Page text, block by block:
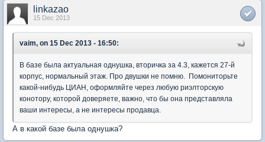
linkazao
15 Dec 2013
vaim, on 15 Dec 2013 - 16:50:
В базе была актуальная однушка, вторичка за 4.3, кажется 27-й
корпус, нормальный этаж. Про двушки не помню. Помониторьте
какой-нибудь ЦИАН, оформляйте через любую риэлторскую
конотору, которой доверяете, важно, что бы она представляла
ваши интересы, а не интересы продавца.
А в какой базе была однушка?